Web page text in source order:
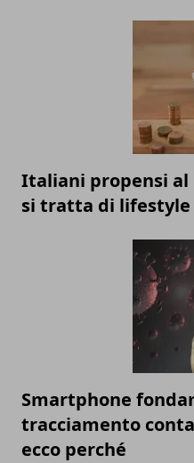
Italiani propensi al
si tratta di lifestyle
Smartphone
tracciamento
ecco perché